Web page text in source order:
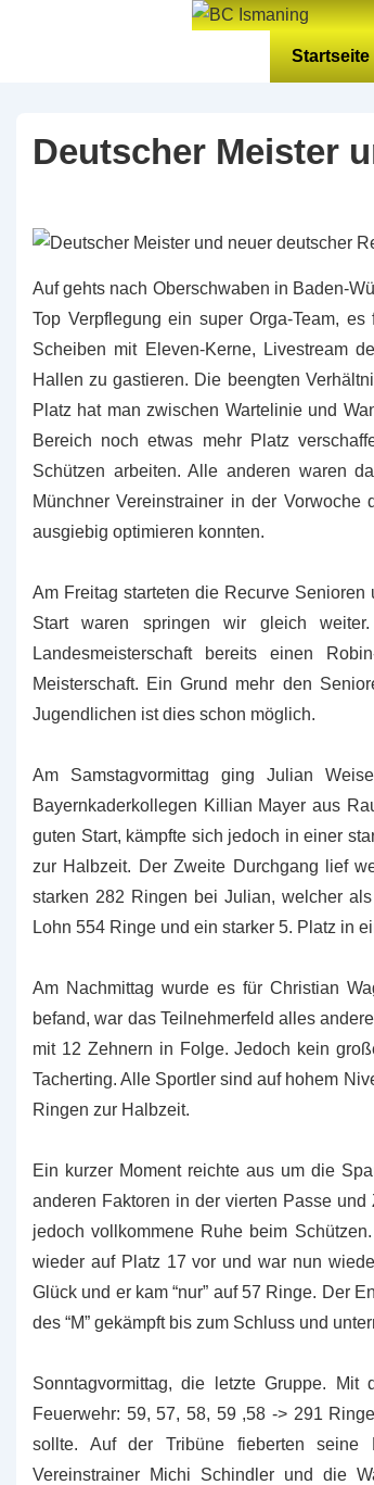
Startseite
Deutscher Meister
Auf gehts nach Oberschwaben in Baden-
Top Verpflegung ein super Orga-Team,
Scheiben mit Eleven-Kerne, Livestream
Hallen zu gastieren. Die beengten
Platz hat man zwischen Wartelinie und
Bereich noch etwas mehr Platz
Schützen arbeiten. Alle anderen waren
Münchner Vereinstrainer in der
ausgiebig optimieren konnten.
Am Freitag starteten die Recurve
Start waren springen wir gleich
Landesmeisterschaft bereits einen
Meisterschaft. Ein Grund mehr den
Jugendlichen ist dies schon möglich.
Am Samstagvormittag ging Julian
Bayernkaderkollegen Killian Mayer aus
guten Start, kämpfte sich jedoch in einer
zur Halbzeit. Der Zweite Durchgang lief
starken 282 Ringen bei Julian, welcher
Lohn 554 Ringe und ein starker 5. Platz in
Am Nachmittag wurde es für Christian
befand, war das Teilnehmerfeld alles
mit 12 Zehnern in Folge. Jedoch kein
Tacherting. Alle Sportler sind auf hohem
Ringen zur Halbzeit.
Ein kurzer Moment reichte aus um die
anderen Faktoren in der vierten Passe
jedoch vollkommene Ruhe beim
wieder auf Platz 17 vor und war nun
Glück und er kam “nur” auf 57 Ringe. Der
des “M” gekämpft bis zum Schluss und
Sonntagvormittag, die letzte Gruppe.
Feuerwehr: 59, 57, 58, 59 ,58 -> 291
sollte. Auf der Tribüne fieberten seine
Vereinstrainer Michi Schindler und die